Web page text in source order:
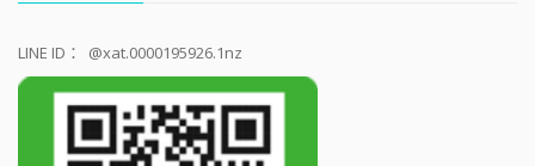
LINE ID： @xat.0000195926.1nz